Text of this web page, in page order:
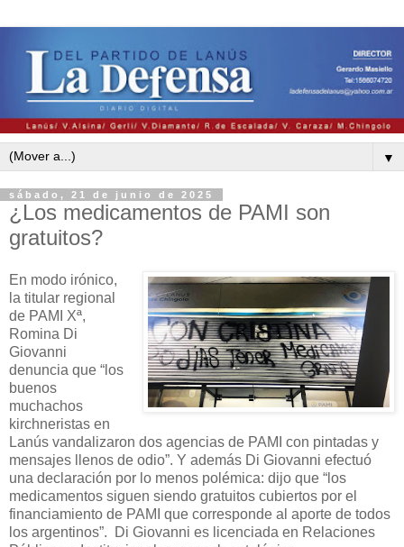
▼
sábado, 21 de junio de 2025
¿Los medicamentos de PAMI son
gratuitos?
En modo irónico,
la titular regional
de PAMI Xª,
Romina Di
Giovanni
denuncia que “los
buenos
muchachos
kirchneristas en
Lanús vandalizaron dos agencias de PAMI con pintadas y
mensajes llenos de odio”. Y además Di Giovanni efectuó
una declaración por lo menos polémica: dijo que “los
medicamentos siguen siendo gratuitos cubiertos por el
financiamiento de PAMI que corresponde al aporte de todos
los argentinos”. Di Giovanni es licenciada en Relaciones